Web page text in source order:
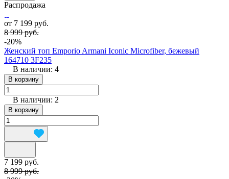
Распродажа
от 7 199 руб.
8 999 руб.
-20%
Женский топ Emporio Armani Iconic Microfiber, бежевый
164710 3F235
В наличии: 4
В корзину
В наличии: 2
В корзину
7 199 руб.
8 999 руб.